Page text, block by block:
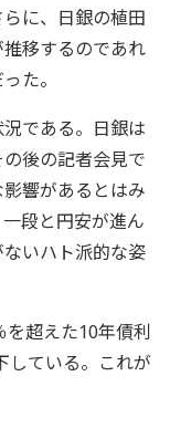
に、日銀の植田
移するのであれ
た。
である。日銀は
後の記者会見で
響があるとはみ
段と円安が進ん
いハト派的な姿
を超えた10年債利
している。これが